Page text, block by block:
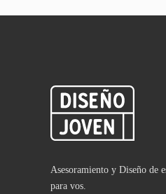
Asesoramiento y Diseño de
para vos.